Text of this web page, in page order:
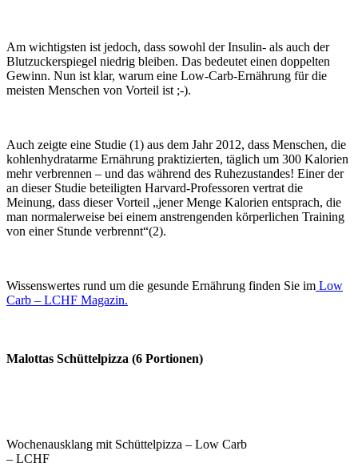
Am wichtigsten ist jedoch, dass sowohl der Insulin- als auch der
Blutzuckerspiegel niedrig bleiben. Das bedeutet einen doppelten
Gewinn. Nun ist klar, warum eine Low-Carb-Ernährung für die
meisten Menschen von Vorteil ist ;-).
Auch zeigte eine Studie (1) aus dem Jahr 2012, dass Menschen, die
kohlenhydratarme Ernährung praktizierten, täglich um 300 Kalorien
mehr verbrennen – und das während des Ruhezustandes! Einer der
an dieser Studie beteiligten Harvard-Professoren vertrat die
Meinung, dass dieser Vorteil „jener Menge Kalorien entsprach, die
man normalerweise bei einem anstrengenden körperlichen Training
von einer Stunde verbrennt“(2).
Wissenswertes rund um die gesunde Ernährung finden Sie im Low
Carb – LCHF Magazin.
Malottas Schüttelpizza (6 Portionen)
Wochenausklang mit Schüttelpizza – Low Carb
– LCHF